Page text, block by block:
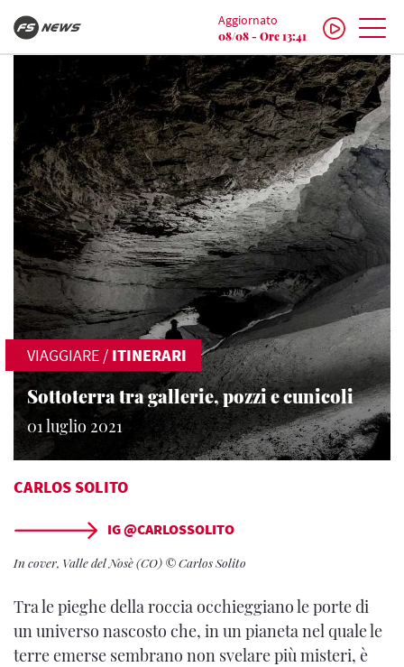
Aggiornato
08/08 - Ore 13:41
VIAGGIARE / ITINERARI
Sottoterra tra gallerie, pozzi e cunicoli
01 luglio 2021
CARLOS SOLITO
IG @CARLOSSOLITO
In cover, Valle del Nosè (CO) © Carlos Solito
Tra le pieghe della roccia occhieggiano le porte di
un universo nascosto che, in un pianeta nel quale le
terre emerse sembrano non svelare più misteri, è